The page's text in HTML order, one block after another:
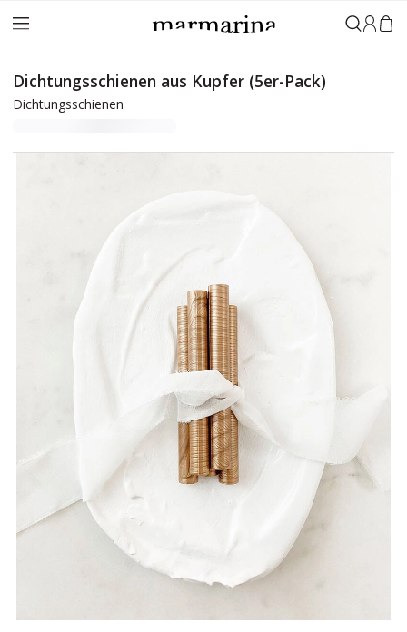
Dichtungsschienen aus Kupfer (5er-Pack)
Dichtungsschienen